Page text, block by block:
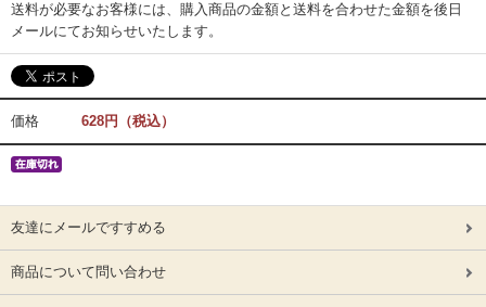
送料が必要なお客様には、購入商品の金額と送料を合わせた金額を後日
メールにてお知らせいたします。
価格 628円（税込）
友達にメールですすめる
商品について問い合わせ